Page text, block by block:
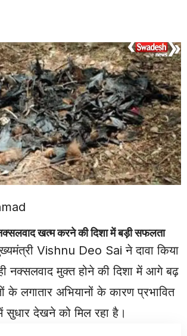
खत्म करने की दिशा में बड़ी सफलता
Vishnu Deo Sai ने दावा किया
नक्सलवाद मुक्त होने की दिशा में आगे बढ़
के लगातार अभियानों के कारण प्रभावित
सुधार देखने को मिल रहा है।